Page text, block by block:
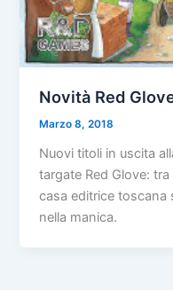
Novità Red
Marzo 8, 2018
Nuovi titoli in uscita
targate Red Glove:
casa editrice toscana
nella manica.